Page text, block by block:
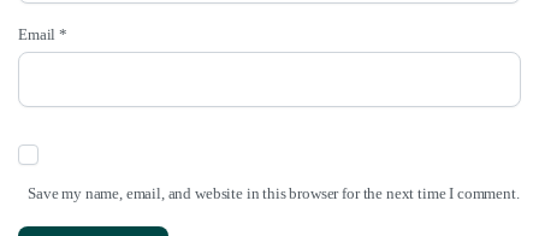
Email*
Save my name, email, and website in this browser for the next time I comment.